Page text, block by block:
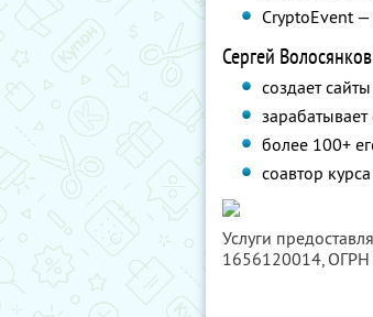
CryptoEvent
Сергей
создает
более 100+
соавтор
Услуги
1656120014,